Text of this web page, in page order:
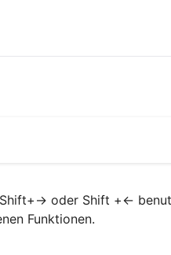
> oder Shift +<-
Funktionen.